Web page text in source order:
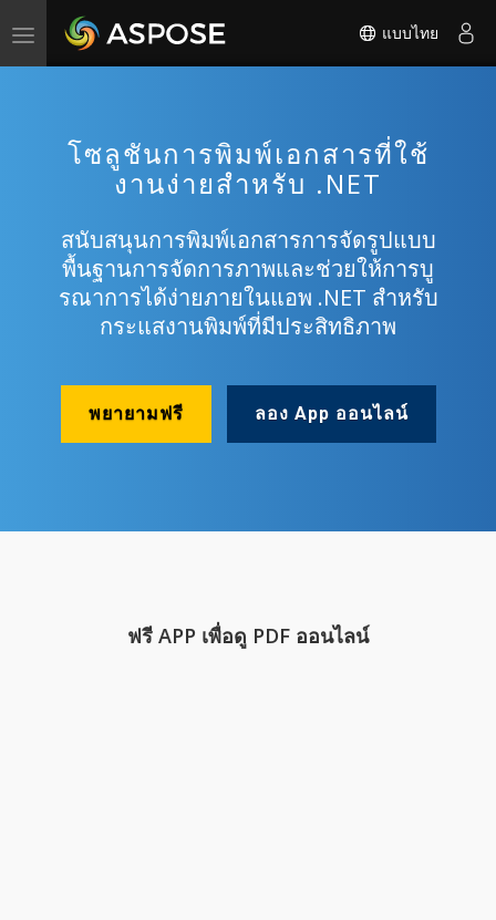
Toggle
แบบไทย
โซลูชันการพิมพ์เอกสารที่ใช้
งานง่ายสําหรับ .NET
สนับสนุนการพิมพ์เอกสารการจัดรูปแบบ
พื้นฐานการจัดการภาพและช่วยให้การบู
รณาการได้ง่ายภายในแอพ .NET สําหรับ
กระแสงานพิมพ์ที่มีประสิทธิภาพ
พยายามฟรี ลอง App ออนไลน์
ฟรี APP เพื่อดู PDF ออนไลน์